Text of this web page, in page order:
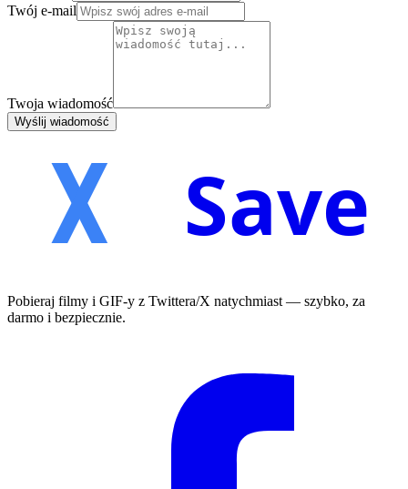
Twój e-mail
Twoja wiadomość
Wyślij wiadomość
Save
Pobieraj filmy i GIF-y z Twittera/X natychmiast — szybko, za
darmo i bezpiecznie.